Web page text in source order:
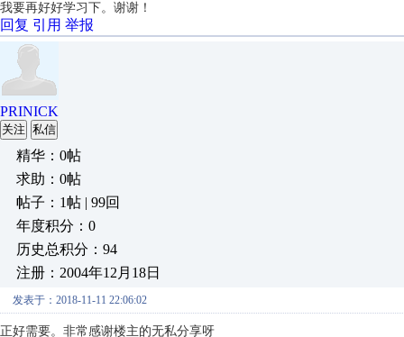
我要再好好学习下。谢谢！
回复 引用 举报
PRINICK
关注 私信
精华：0帖
求助：0帖
帖子：1帖 | 99回
年度积分：0
历史总积分：94
注册：2004年12月18日
发表于：2018-11-11 22:06:02
正好需要。非常感谢楼主的无私分享呀